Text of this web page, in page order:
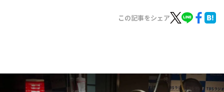
イベント・グッズ
YouTube
この記事をシェア